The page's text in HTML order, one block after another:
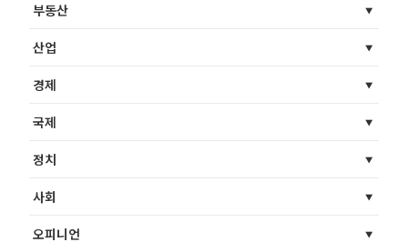
부동산
산업
경제
국제
정치
사회
오피니언